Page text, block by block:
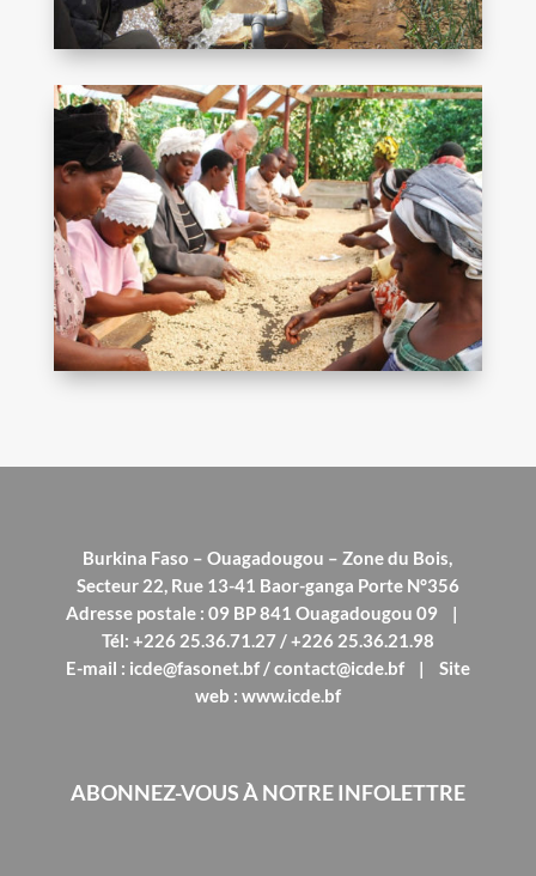
Burkina Faso – Ouagadougou – Zone du Bois,
Secteur 22, Rue 13-41 Baor-ganga Porte N°356
Adresse postale : 09 BP 841 Ouagadougou 09 |
Tél: +226 25.36.71.27 / +226 25.36.21.98
E-mail : icde@fasonet.bf / contact@icde.bf | Site
web : www.icde.bf
ABONNEZ-VOUS À NOTRE INFOLETTRE